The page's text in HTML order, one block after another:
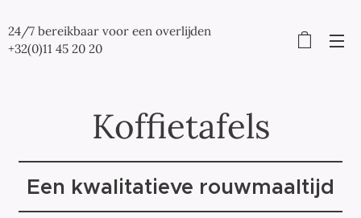
24/7 bereikbaar voor een overlijden
+32(0)11 45 20 20
Koffietafels
Een kwalitatieve rouwmaaltijd